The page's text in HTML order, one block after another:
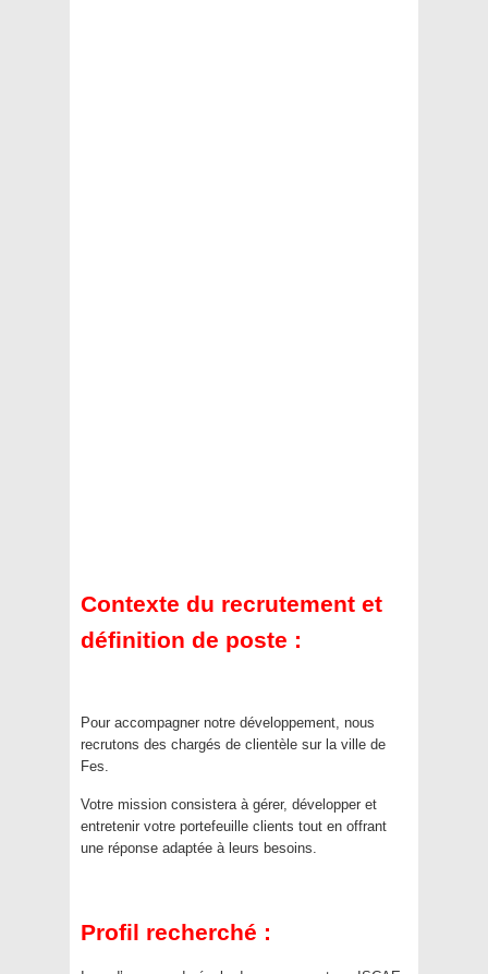
Contexte du recrutement et
définition de poste :
Pour accompagner notre développement, nous
recrutons des chargés de clientèle sur la ville de
Fes.
Votre mission consistera à gérer, développer et
entretenir votre portefeuille clients tout en offrant
une réponse adaptée à leurs besoins.
Profil recherché :